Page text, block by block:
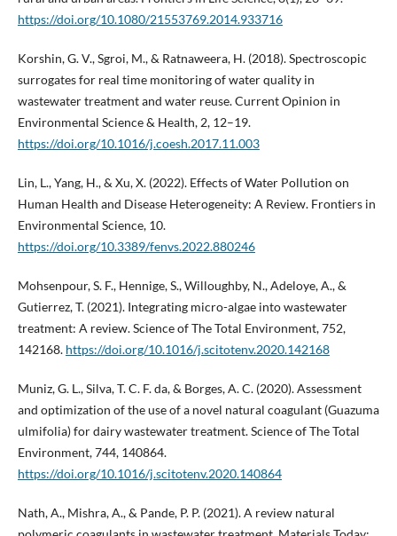
https://doi.org/10.1080/21553769.2014.933716
Korshin, G. V., Sgroi, M., & Ratnaweera, H. (2018). Spectroscopic
surrogates for real time monitoring of water quality in
wastewater treatment and water reuse. Current Opinion in
Environmental Science & Health, 2, 12–19.
https://doi.org/10.1016/j.coesh.2017.11.003
Lin, L., Yang, H., & Xu, X. (2022). Effects of Water Pollution on
Human Health and Disease Heterogeneity: A Review. Frontiers in
Environmental Science, 10.
https://doi.org/10.3389/fenvs.2022.880246
Mohsenpour, S. F., Hennige, S., Willoughby, N., Adeloye, A., &
Gutierrez, T. (2021). Integrating micro-algae into wastewater
treatment: A review. Science of The Total Environment, 752,
142168. https://doi.org/10.1016/j.scitotenv.2020.142168
Muniz, G. L., Silva, T. C. F. da, & Borges, A. C. (2020). Assessment
and optimization of the use of a novel natural coagulant (Guazuma
ulmifolia) for dairy wastewater treatment. Science of The Total
Environment, 744, 140864.
https://doi.org/10.1016/j.scitotenv.2020.140864
Nath, A., Mishra, A., & Pande, P. P. (2021). A review natural